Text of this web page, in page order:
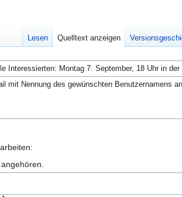
Interessierten: Montag 7. September, 18 Uhr in der
mit Nennung des gewünschten Benutzernamens
angehören.
Lesen Quelltext anzeigen